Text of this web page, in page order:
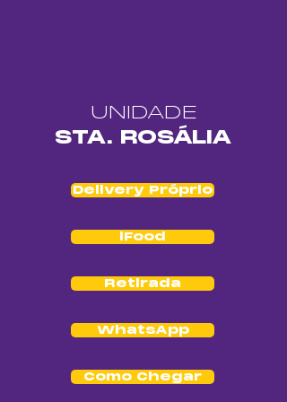
UNIDADE
STA. ROSÁLIA
Delivery Próprio
iFood
Retirada
WhatsApp
Como Chegar